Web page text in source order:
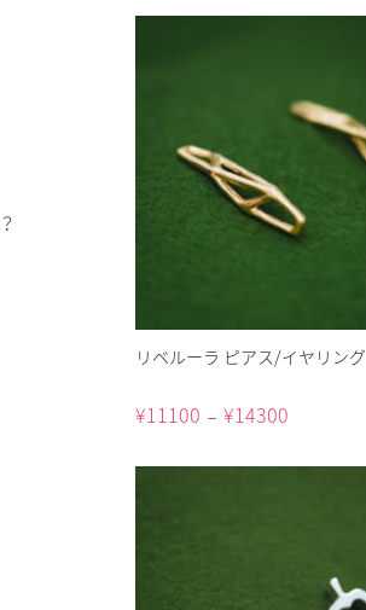
リベルーラ ピアス/イヤリング
¥11100 – ¥14300